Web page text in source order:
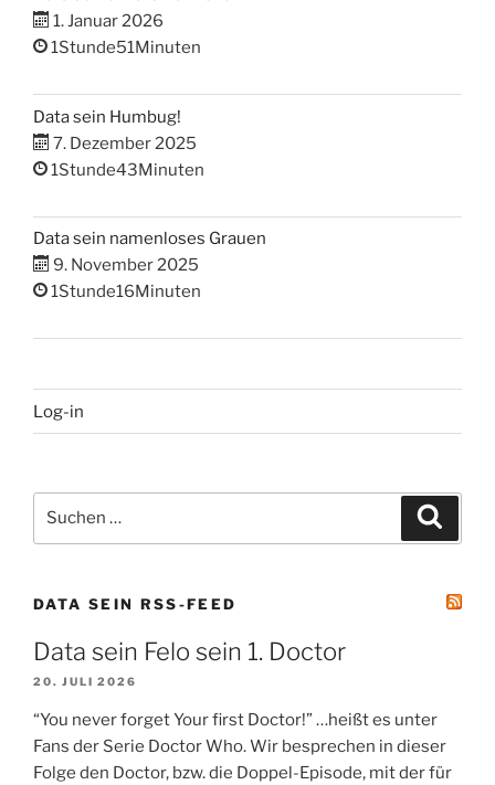
1. Januar 2026
1Stunde51Minuten
Data sein Humbug!
7. Dezember 2025
1Stunde43Minuten
Data sein namenloses Grauen
9. November 2025
1Stunde16Minuten
Log-in
nach:
DATA SEIN RSS-FEED
Data sein Felo sein 1. Doctor
20. JULI 2026
“You never forget Your first Doctor!” …heißt es unter
Fans der Serie Doctor Who. Wir besprechen in dieser
Folge den Doctor, bzw. die Doppel-Episode, mit der für